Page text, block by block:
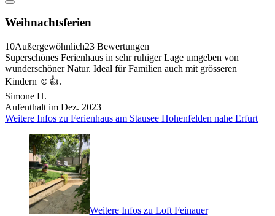
Weihnachtsferien
10Außergewöhnlich23 Bewertungen
Superschönes Ferienhaus in sehr ruhiger Lage umgeben von
wunderschöner Natur. Ideal für Familien auch mit grösseren
Kindern ☺️👍.
Simone H.
Aufenthalt im Dez. 2023
Weitere Infos zu Ferienhaus am Stausee Hohenfelden nahe Erfurt
Weitere Infos zu Loft Feinauer